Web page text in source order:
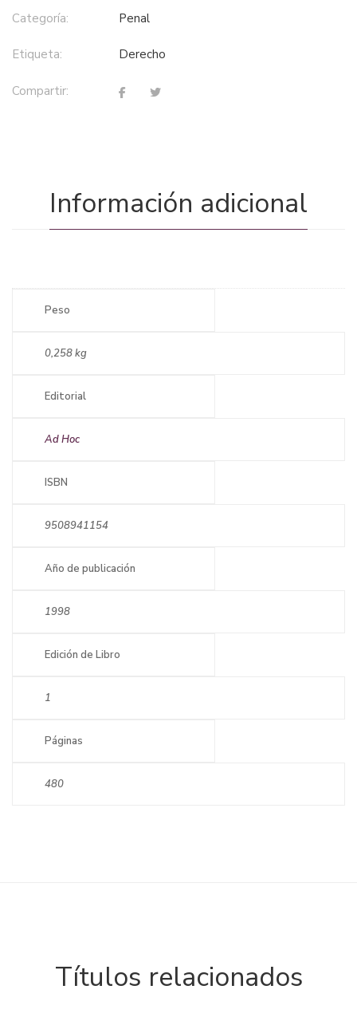
Categoría: penal
Etiqueta: derecho
Compartir:
Información adicional
Peso
0,258 kg
Editorial
Ad Hoc
ISBN
9508941154
Año de publicación
1998
Edición de Libro
1
Páginas
480
Títulos relacionados